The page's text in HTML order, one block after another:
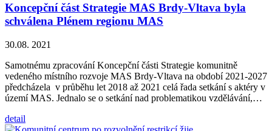
Koncepční část Strategie MAS Brdy-Vltava byla
schválena Plénem regionu MAS
30.08. 2021
Samotnému zpracování Koncepční části Strategie komunitně
vedeného místního rozvoje MAS Brdy-Vltava na období 2021-2027
předcházela v průběhu let 2018 až 2021 celá řada setkání s aktéry v
území MAS. Jednalo se o setkání nad problematikou vzdělávání,…
detail